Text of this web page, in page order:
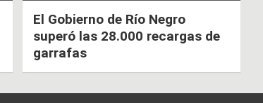
El Gobierno de Río Negro
superó las 28.000 recargas de
garrafas